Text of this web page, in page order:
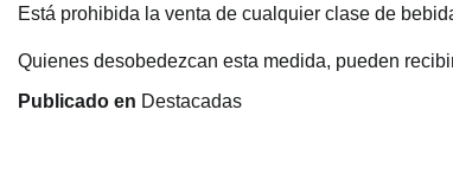
Está prohibida la venta de cualquier clase de
Quienes desobedezcan esta medida, pueden
Publicado en Destacadas